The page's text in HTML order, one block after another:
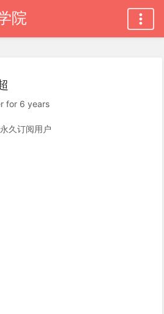
院
for 6 years
永久订阅用户